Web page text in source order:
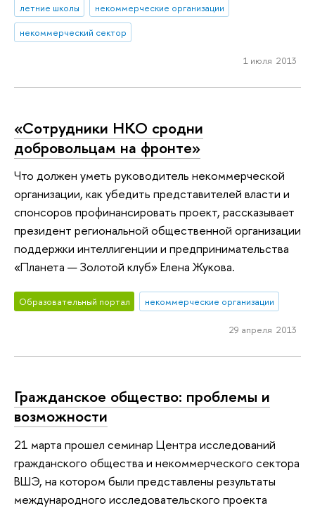
летние школы
некоммерческие организации
некоммерческий сектор
1 июля 2013
«Сотрудники НКО сродни
добровольцам на фронте»
Что должен уметь руководитель некоммерческой
организации, как убедить представителей власти и
спонсоров профинансировать проект, рассказывает
президент региональной общественной организации
поддержки интеллигенции и предпринимательства
«Планета — Золотой клуб» Елена Жукова.
Образовательный портал некоммерческие организации
29 апреля 2013
Гражданское общество: проблемы и
возможности
21 марта прошел семинар Центра исследований
гражданского общества и некоммерческого сектора
ВШЭ, на котором были представлены результаты
международного исследовательского проекта